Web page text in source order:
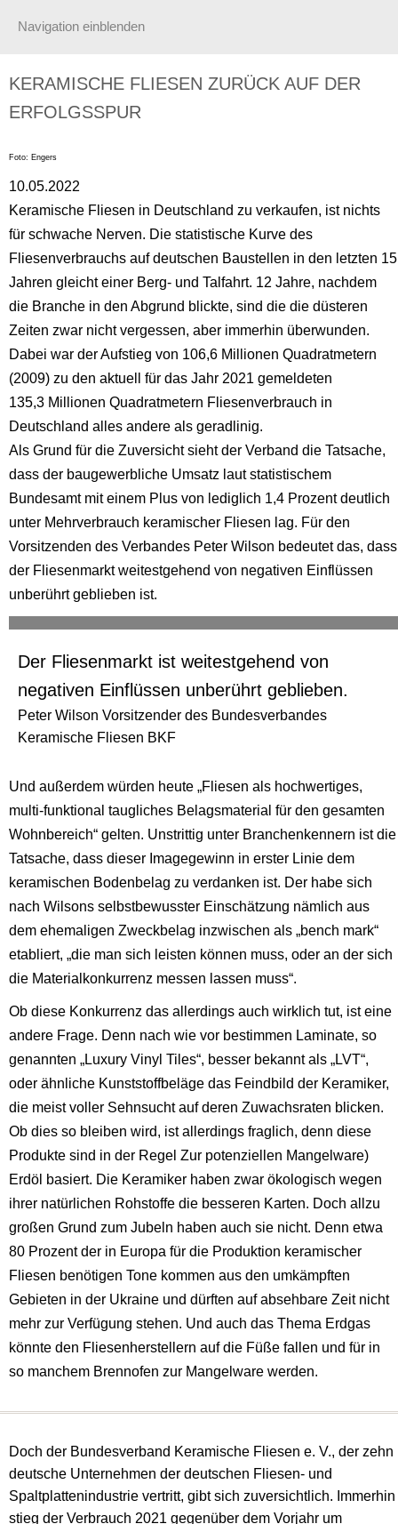
Navigation einblenden
KERAMISCHE FLIESEN ZURÜCK AUF DER
ERFOLGSSPUR
Foto: Engers
10.05.2022
Keramische Fliesen in Deutschland zu verkaufen, ist nichts
für schwache Nerven. Die statistische Kurve des
Fliesenverbrauchs auf deutschen Baustellen in den letzten 15
Jahren gleicht einer Berg- und Talfahrt. 12 Jahre, nachdem
die Branche in den Abgrund blickte, sind die die düsteren
Zeiten zwar nicht vergessen, aber immerhin überwunden.
Dabei war der Aufstieg von 106,6 Millionen Quadratmetern
(2009) zu den aktuell für das Jahr 2021 gemeldeten
135,3 Millionen Quadratmetern Fliesenverbrauch in
Deutschland alles andere als geradlinig.
Als Grund für die Zuversicht sieht der Verband die Tatsache,
dass der baugewerbliche Umsatz laut statistischem
Bundesamt mit einem Plus von lediglich 1,4 Prozent deutlich
unter Mehrverbrauch keramischer Fliesen lag. Für den
Vorsitzenden des Verbandes Peter Wilson bedeutet das, dass
der Fliesenmarkt weitestgehend von negativen Einflüssen
unberührt geblieben ist.
Der Fliesenmarkt ist weitestgehend von
negativen Einflüssen unberührt geblieben.
Peter Wilson Vorsitzender des Bundesverbandes
Keramische Fliesen BKF
Und außerdem würden heute „Fliesen als hochwertiges,
multi-funktional taugliches Belagsmaterial für den gesamten
Wohnbereich“ gelten. Unstrittig unter Branchenkennern ist die
Tatsache, dass dieser Imagegewinn in erster Linie dem
keramischen Bodenbelag zu verdanken ist. Der habe sich
nach Wilsons selbstbewusster Einschätzung nämlich aus
dem ehemaligen Zweckbelag inzwischen als „bench mark“
etabliert, „die man sich leisten können muss, oder an der sich
die Materialkonkurrenz messen lassen muss“.
Ob diese Konkurrenz das allerdings auch wirklich tut, ist eine
andere Frage. Denn nach wie vor bestimmen Laminate, so
genannten „Luxury Vinyl Tiles“, besser bekannt als „LVT“,
oder ähnliche Kunststoffbeläge das Feindbild der Keramiker,
die meist voller Sehnsucht auf deren Zuwachsraten blicken.
Ob dies so bleiben wird, ist allerdings fraglich, denn diese
Produkte sind in der Regel Zur potenziellen Mangelware)
Erdöl basiert. Die Keramiker haben zwar ökologisch wegen
ihrer natürlichen Rohstoffe die besseren Karten. Doch allzu
großen Grund zum Jubeln haben auch sie nicht. Denn etwa
80 Prozent der in Europa für die Produktion keramischer
Fliesen benötigen Tone kommen aus den umkämpften
Gebieten in der Ukraine und dürften auf absehbare Zeit nicht
mehr zur Verfügung stehen. Und auch das Thema Erdgas
könnte den Fliesenherstellern auf die Füße fallen und für in
so manchem Brennofen zur Mangelware werden.
Doch der Bundesverband Keramische Fliesen e. V., der zehn
deutsche Unternehmen der deutschen Fliesen- und
Spaltplattenindustrie vertritt, gibt sich zuversichtlich. Immerhin
stieg der Verbrauch 2021 gegenüber dem Vorjahr um